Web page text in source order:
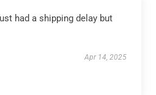
had a shipping delay but
Apr 14, 2025